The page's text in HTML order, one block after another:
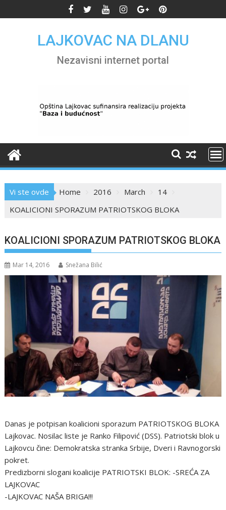
to
LAJKOVAC NA DLANU
Nezavisni internet portal
Vi ste ovde Home 2016 March
14
KOALICIONI SPORAZUM PATRIOTSKOG BLOKA
KOALICIONI SPORAZUM PATRIOTSKOG BLOKA
Mar 14, 2016 Snežana Bilić
Danas je potpisan koalicioni sporazum PATRIOTSKOG BLOKA
Lajkovac. Nosilac liste je Ranko Filipović (DSS). Patriotski blok u
Lajkovcu čine: Demokratska stranka Srbije, Dveri i Ravnogorski
pokret.
Predizborni slogani koalicije PATRIOTSKI BLOK: -SREĆA ZA
LAJKOVAC
-LAJKOVAC NAŠA BRIGA!!!